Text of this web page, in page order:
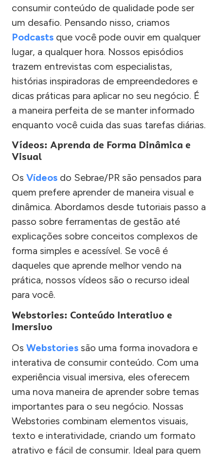
consumir conteúdo de qualidade pode ser
um desafio. Pensando nisso, criamos
Podcasts que você pode ouvir em qualquer
lugar, a qualquer hora. Nossos episódios
trazem entrevistas com especialistas,
histórias inspiradoras de empreendedores e
dicas práticas para aplicar no seu negócio. É
a maneira perfeita de se manter informado
enquanto você cuida das suas tarefas diárias.
Vídeos: Aprenda de Forma Dinâmica e
Visual
Os Vídeos do Sebrae/PR são pensados para
quem prefere aprender de maneira visual e
dinâmica. Abordamos desde tutoriais passo a
passo sobre ferramentas de gestão até
explicações sobre conceitos complexos de
forma simples e acessível. Se você é
daqueles que aprende melhor vendo na
prática, nossos vídeos são o recurso ideal
para você.
Webstories: Conteúdo Interativo e
Imersivo
Os Webstories são uma forma inovadora e
interativa de consumir conteúdo. Com uma
experiência visual imersiva, eles oferecem
uma nova maneira de aprender sobre temas
importantes para o seu negócio. Nossas
Webstories combinam elementos visuais,
texto e interatividade, criando um formato
atrativo e fácil de consumir. Ideal para quem